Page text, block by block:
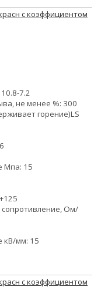
с коэффициентом
7.2
не менее %: 300
горение)LS
Мпа: 15
Ом/
кВ/мм: 15
с коэффициентом